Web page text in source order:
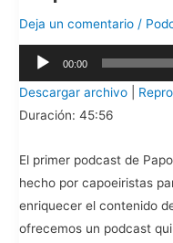
Deja un comentario /
Reproductor
de
audio
00:00
Descargar archivo
Duración: 45:56
El primer podcast de
hecho por capoeiristas
enriquecer el contenido
ofrecemos un podcast